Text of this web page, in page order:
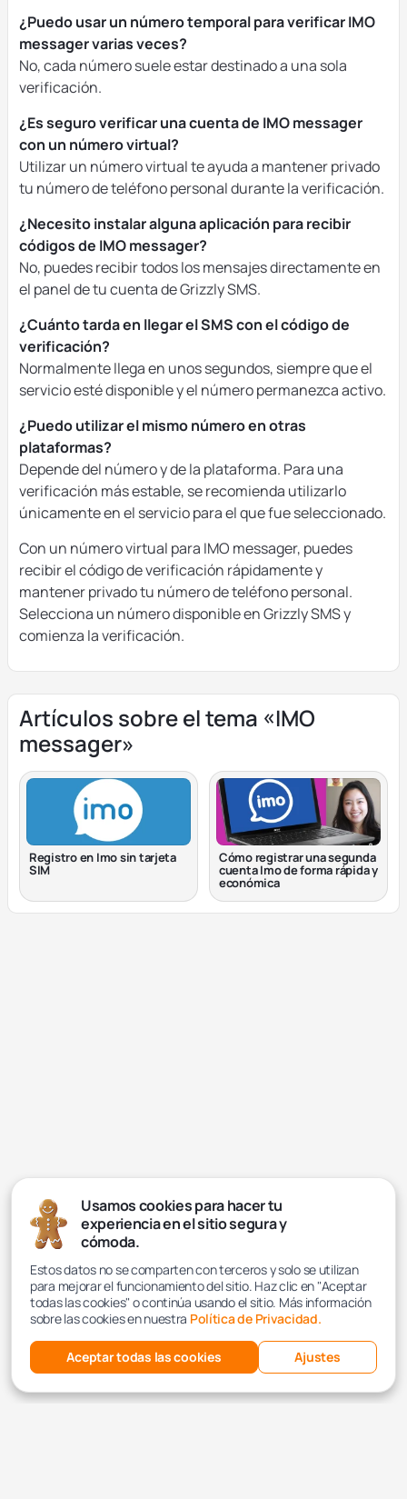
¿Puedo usar un número temporal para verificar IMO
messager varias veces?
No, cada número suele estar destinado a una sola
verificación.
¿Es seguro verificar una cuenta de IMO messager
con un número virtual?
Utilizar un número virtual te ayuda a mantener privado
tu número de teléfono personal durante la verificación.
¿Necesito instalar alguna aplicación para recibir
códigos de IMO messager?
No, puedes recibir todos los mensajes directamente en
el panel de tu cuenta de Grizzly SMS.
¿Cuánto tarda en llegar el SMS con el código de
verificación?
Normalmente llega en unos segundos, siempre que el
servicio esté disponible y el número permanezca activo.
¿Puedo utilizar el mismo número en otras
plataformas?
Depende del número y de la plataforma. Para una
verificación más estable, se recomienda utilizarlo
únicamente en el servicio para el que fue seleccionado.
Con un número virtual para IMO messager, puedes
recibir el código de verificación rápidamente y
mantener privado tu número de teléfono personal.
Selecciona un número disponible en Grizzly SMS y
comienza la verificación.
Artículos sobre el tema «IMO
messager»
Registro en Imo sin tarjeta
SIM
Cómo registrar una segunda
cuenta Imo de forma rápida y
económica
Usamos cookies para hacer tu
experiencia en el sitio segura y
cómoda.
Estos datos no se comparten con terceros y solo se utilizan
para mejorar el funcionamiento del sitio. Haz clic en "Aceptar
todas las cookies" o continúa usando el sitio. Más información
sobre las cookies en nuestra Política de Privacidad.
Aceptar todas las cookies Ajustes